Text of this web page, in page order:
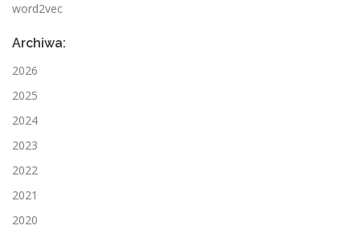
word2vec
Archiwa:
2026
2025
2024
2023
2022
2021
2020